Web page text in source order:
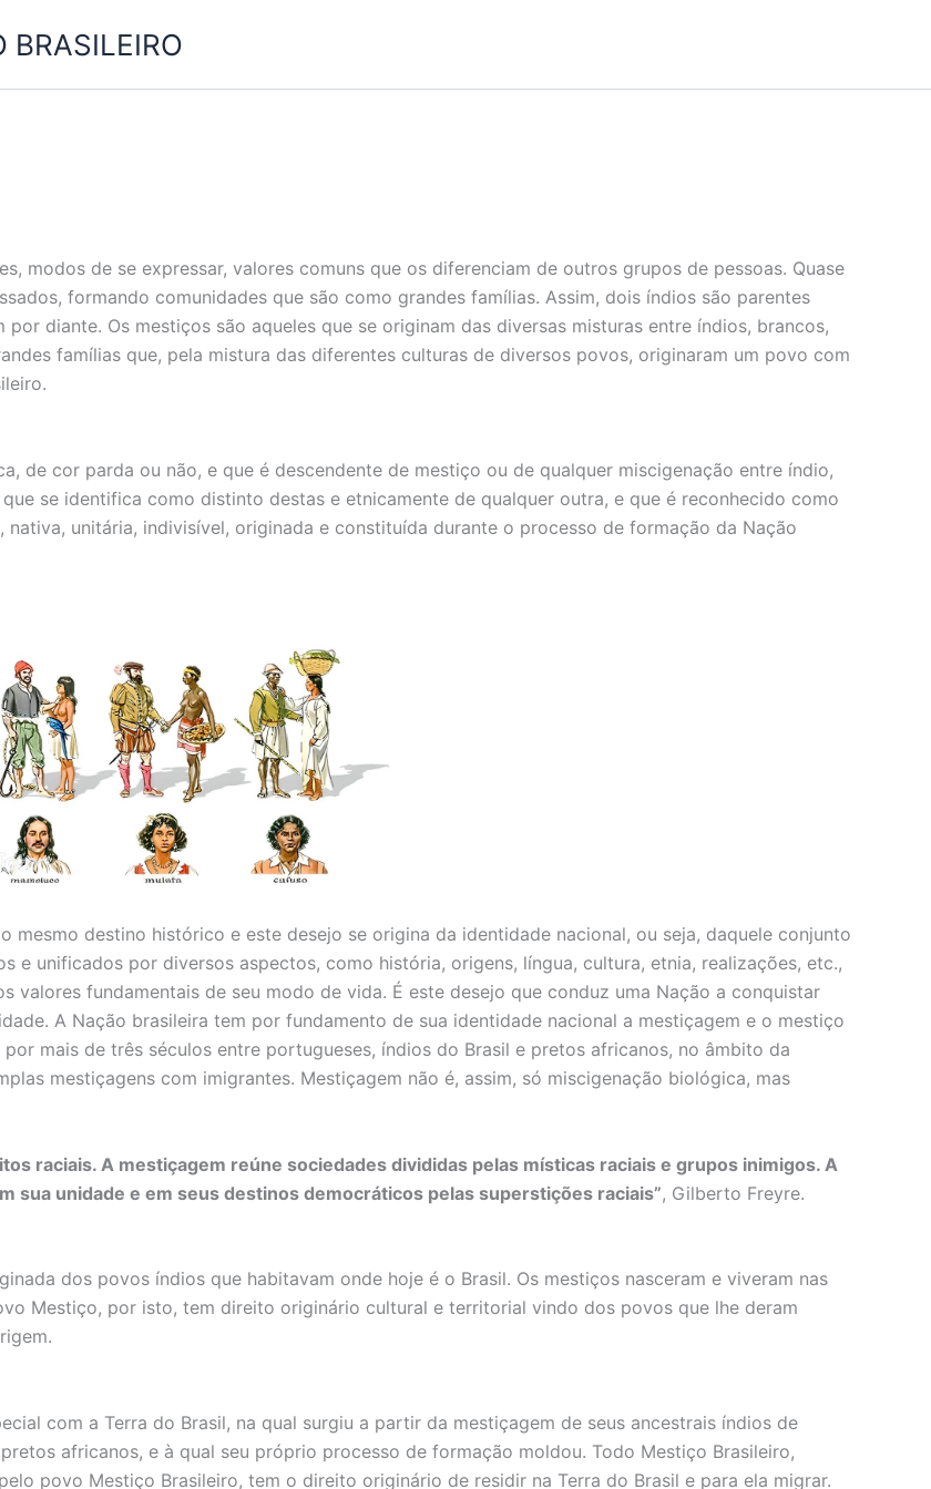
BRASILEIRO
modos de se expressar, valores comuns que os diferenciam de outros grupos de pessoas. Quase
formando comunidades que são como grandes famílias. Assim, dois índios são parentes
diante. Os mestiços são aqueles que se originam das diversas misturas entre índios, brancos,
famílias que, pela mistura das diferentes culturas de diversos povos, originaram um povo com
de cor parda ou não, e que é descendente de mestiço ou de qualquer miscigenação entre índio,
se identifica como distinto destas e etnicamente de qualquer outra, e que é reconhecido como
unitária, indivisível, originada e constituída durante o processo de formação da Nação
mesmo destino histórico e este desejo se origina da identidade nacional, ou seja, daquele conjunto
e unificados por diversos aspectos, como história, origens, língua, cultura, etnia, realizações, etc.,
valores fundamentais de seu modo de vida. É este desejo que conduz uma Nação a conquistar
A Nação brasileira tem por fundamento de sua identidade nacional a mestiçagem e o mestiço
mais de três séculos entre portugueses, índios do Brasil e pretos africanos, no âmbito da
mestiçagens com imigrantes. Mestiçagem não é, assim, só miscigenação biológica, mas
raciais. A mestiçagem reúne sociedades divididas pelas místicas raciais e grupos inimigos. A
sua unidade e em seus destinos democráticos pelas superstições raciais”, Gilberto Freyre.
dos povos índios que habitavam onde hoje é o Brasil. Os mestiços nasceram e viveram nas
Mestiço, por isto, tem direito originário cultural e territorial vindo dos povos que lhe deram
com a Terra do Brasil, na qual surgiu a partir da mestiçagem de seus ancestrais índios de
africanos, e à qual seu próprio processo de formação moldou. Todo Mestiço Brasileiro,
povo Mestiço Brasileiro, tem o direito originário de residir na Terra do Brasil e para ela migrar.